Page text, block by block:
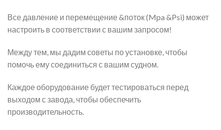
Все давление и перемещение &поток (Mpa &Psi) может
настроить в соответствии с вашим запросом!
Между тем, мы дадим советы по установке, чтобы
помочь ему соединиться с вашим судном.
Каждое оборудование будет тестироваться перед
выходом с завода, чтобы обеспечить
производительность.